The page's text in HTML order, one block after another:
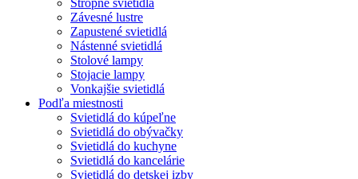
Závesné lustre
Zapustené svietidlá
Nástenné svietidlá
Stolové lampy
Stojacie lampy
Vonkajšie svietidlá
Podľa miestnosti
Svietidlá do kúpeľne
Svietidlá do obývačky
Svietidlá do kuchyne
Svietidlá do kancelárie
Svietidlá do detskej izby